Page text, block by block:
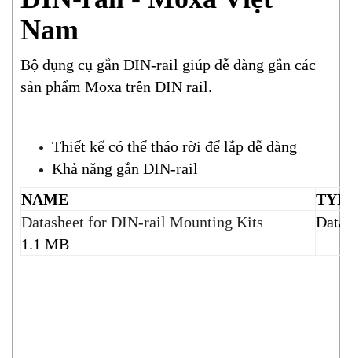
Nam
Bộ dụng cụ gắn DIN-rail giúp dễ dàng gắn các
sản phẩm Moxa trên DIN rail.
Thiết kế có thể tháo rời để lắp dễ dàng
Khả năng gắn DIN-rail
NAME
Datasheet for DIN-rail Mounting Kits
1.1 MB